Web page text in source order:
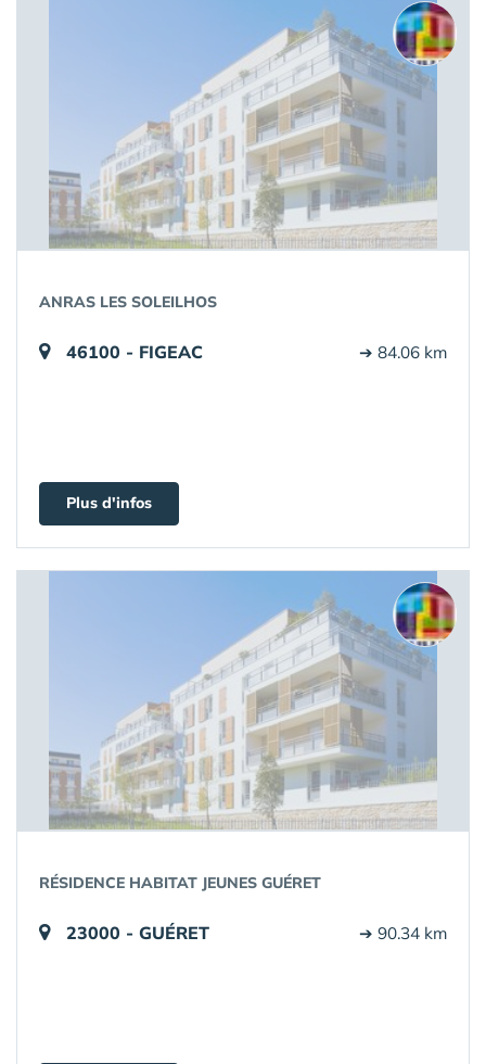
ANRAS LES SOLEILHOS
46100 - FIGEAC ➔ 84.06 km
Plus d'infos
RÉSIDENCE HABITAT JEUNES GUÉRET
23000 - GUÉRET ➔ 90.34 km